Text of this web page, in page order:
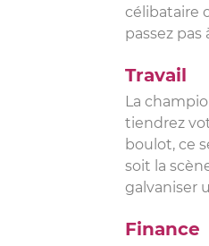
célibataire
passez pas
Travail
La
tiendrez
boulot, ce
soit la
galvaniser
Finance